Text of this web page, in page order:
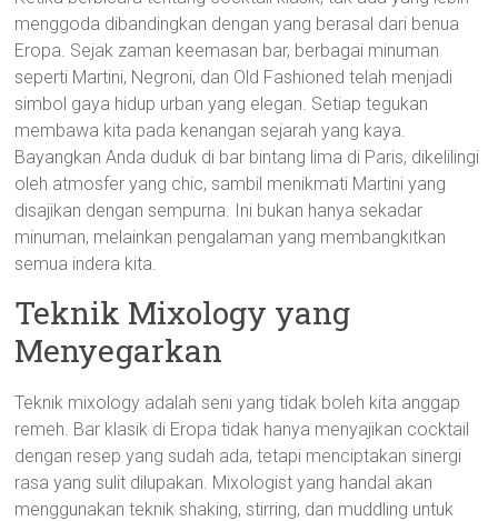
menggoda dibandingkan dengan yang berasal dari benua
Eropa. Sejak zaman keemasan bar, berbagai minuman
seperti Martini, Negroni, dan Old Fashioned telah menjadi
simbol gaya hidup urban yang elegan. Setiap tegukan
membawa kita pada kenangan sejarah yang kaya.
Bayangkan Anda duduk di bar bintang lima di Paris, dikelilingi
oleh atmosfer yang chic, sambil menikmati Martini yang
disajikan dengan sempurna. Ini bukan hanya sekadar
minuman, melainkan pengalaman yang membangkitkan
semua indera kita.
Teknik Mixology yang
Menyegarkan
Teknik mixology adalah seni yang tidak boleh kita anggap
remeh. Bar klasik di Eropa tidak hanya menyajikan cocktail
dengan resep yang sudah ada, tetapi menciptakan sinergi
rasa yang sulit dilupakan. Mixologist yang handal akan
menggunakan teknik shaking, stirring, dan muddling untuk